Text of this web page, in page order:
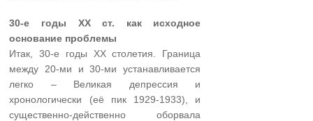
30-е годы ХХ ст. как исходное
основание проблемы
Итак, 30-е годы ХХ столетия. Граница
между 20-ми и 30-ми устанавливается
легко – Великая депрессия и
хронологически (её пик 1929-1933), и
существенно-действенно оборвала